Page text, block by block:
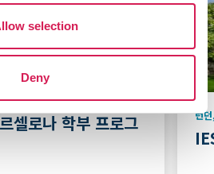
selection
Deny
셀로나 학부 프로그
런던